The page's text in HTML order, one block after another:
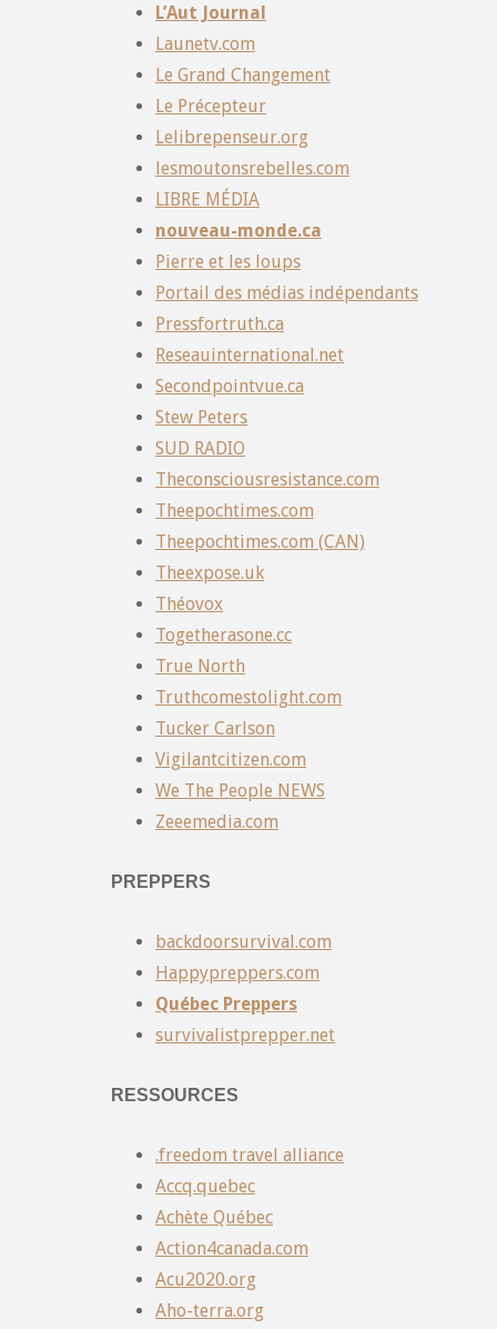
L’Aut Journal
Launetv.com
Le Grand Changement
Le Précepteur
Lelibrepenseur.org
lesmoutonsrebelles.com
LIBRE MÉDIA
nouveau-monde.ca
Pierre et les loups
Portail des médias indépendants
Pressfortruth.ca
Reseauinternational.net
Secondpointvue.ca
Stew Peters
SUD RADIO
Theconsciousresistance.com
Theepochtimes.com
Theepochtimes.com (CAN)
Theexpose.uk
Théovox
Togetherasone.cc
True North
Truthcomestolight.com
Tucker Carlson
Vigilantcitizen.com
We The People NEWS
Zeeemedia.com
PREPPERS
backdoorsurvival.com
Happypreppers.com
Québec Preppers
survivalistprepper.net
RESSOURCES
.freedom travel alliance
Accq.quebec
Achète Québec
Action4canada.com
Acu2020.org
Aho-terra.org